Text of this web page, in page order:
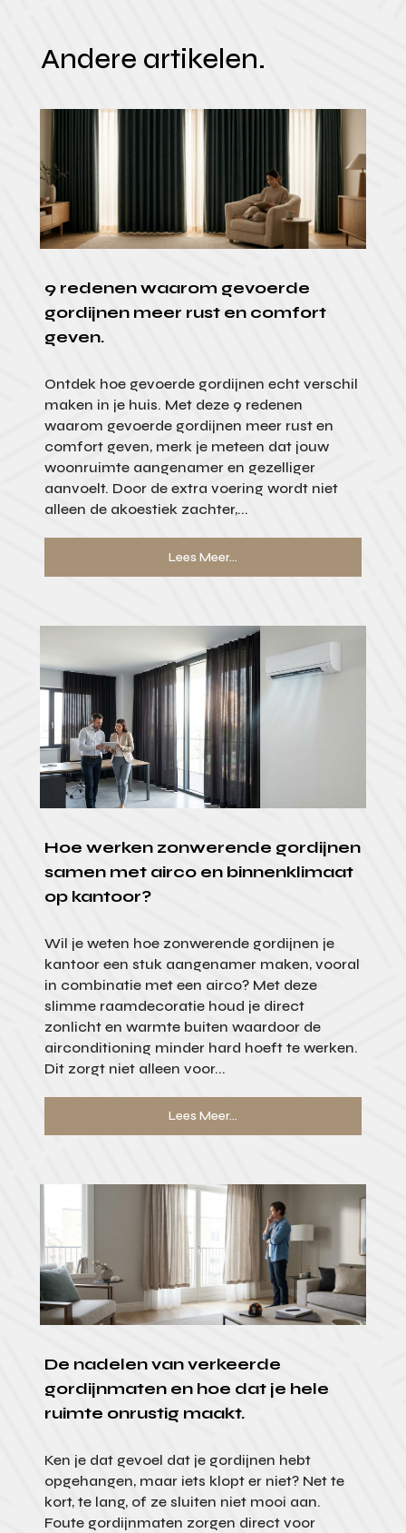
Andere artikelen.
9 redenen waarom gevoerde
gordijnen meer rust en comfort
geven.
Ontdek hoe gevoerde gordijnen echt verschil
maken in je huis. Met deze 9 redenen
waarom gevoerde gordijnen meer rust en
comfort geven, merk je meteen dat jouw
woonruimte aangenamer en gezelliger
aanvoelt. Door de extra voering wordt niet
alleen de akoestiek zachter,...
Lees Meer...
Hoe werken zonwerende gordijnen
samen met airco en binnenklimaat
op kantoor?
Wil je weten hoe zonwerende gordijnen je
kantoor een stuk aangenamer maken, vooral
in combinatie met een airco? Met deze
slimme raamdecoratie houd je direct
zonlicht en warmte buiten waardoor de
airconditioning minder hard hoeft te werken.
Dit zorgt niet alleen voor...
Lees Meer...
De nadelen van verkeerde
gordijnmaten en hoe dat je hele
ruimte onrustig maakt.
Ken je dat gevoel dat je gordijnen hebt
opgehangen, maar iets klopt er niet? Net te
kort, te lang, of ze sluiten niet mooi aan.
Foute gordijnmaten zorgen direct voor